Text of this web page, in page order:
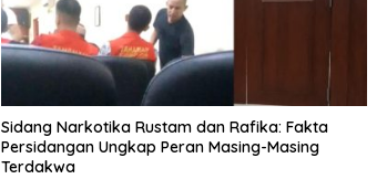
Sidang Narkotika Rustam dan Rafika: Fakta
Persidangan Ungkap Peran Masing-Masing
Terdakwa